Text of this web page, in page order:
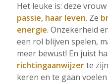
Het leuke is: deze
passie, haar leven. Ze
energie. Onzekerheid
een rol blijven spelen,
meer bewust! En juist
richtingaanwijzerte
keren en te gaan